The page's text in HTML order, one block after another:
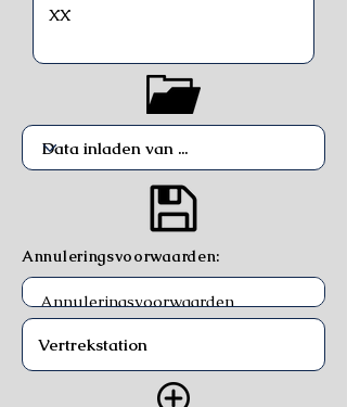
Annuleringsvoorwaarden: